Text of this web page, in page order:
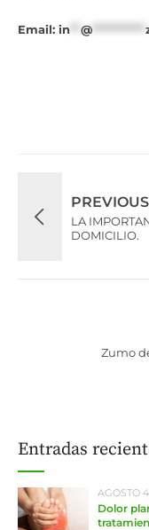
Email: in @
PREVIOUS
LA
DOMICILIO.
Zumo
Entradas
AGOSTO
Dolor